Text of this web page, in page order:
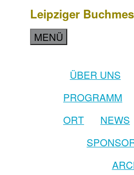
Leipziger
MENÜ
ÜBER UNS
PROGRAMM
ORT
NEWS